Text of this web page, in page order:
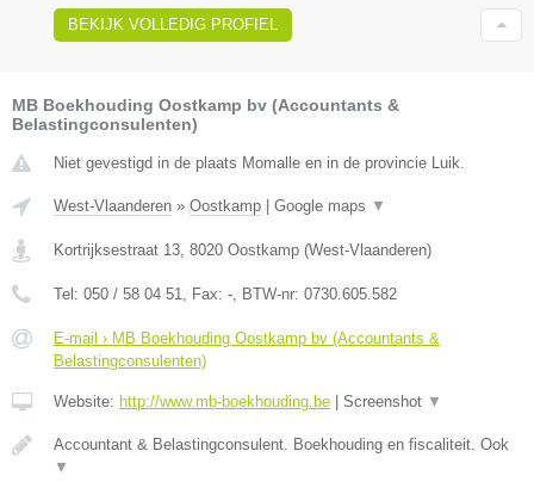
BEKIJK VOLLEDIG PROFIEL
MB Boekhouding Oostkamp bv (Accountants &
Belastingconsulenten)
Niet gevestigd in de plaats Momalle en in de provincie Luik.
West-Vlaanderen » Oostkamp Google maps ▼
Kortrijksestraat 13 8020 Oostkamp (West-Vlaanderen)
Tel: 050 / 58 04 51 , Fax: - , BTW-nr: 0730.605.582
E-mail › MB Boekhouding Oostkamp bv (Accountants &
Belastingconsulenten)
Website: http://www.mb-boekhouding.be Screenshot ▼
Accountant & Belastingconsulent. Boekhouding en fiscaliteit. Ook
▼